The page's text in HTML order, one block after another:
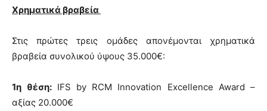
Χρηματικά βραβεία
Στις πρώτες τρεις ομάδες απονέμονται χρηματικά
βραβεία συνολικού ύψους 35.000€:
1η θέση: IFS by RCM Innovation Excellence Award –
αξίας 20.000€